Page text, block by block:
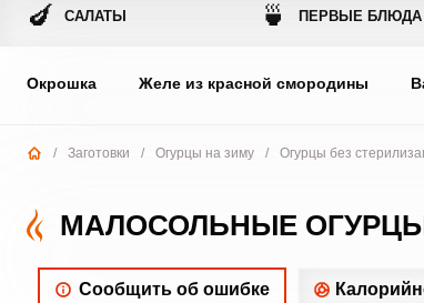
🍆 САЛАТЫ 🍵 ПЕРВЫЕ БЛЮДА
Окрошка Желе из красной смородины
/ Заготовки / Огурцы на зиму / Огурцы без
МАЛОСОЛЬНЫЕ
Сообщить об ошибке